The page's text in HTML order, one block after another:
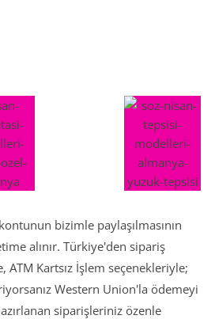
bizimle paylaşılmasının
alınır. Türkiye'den sipariş
ATM Kartsız İşlem seçenekleriyle;
Western Union'la ödemeyi
siparişleriniz özenle